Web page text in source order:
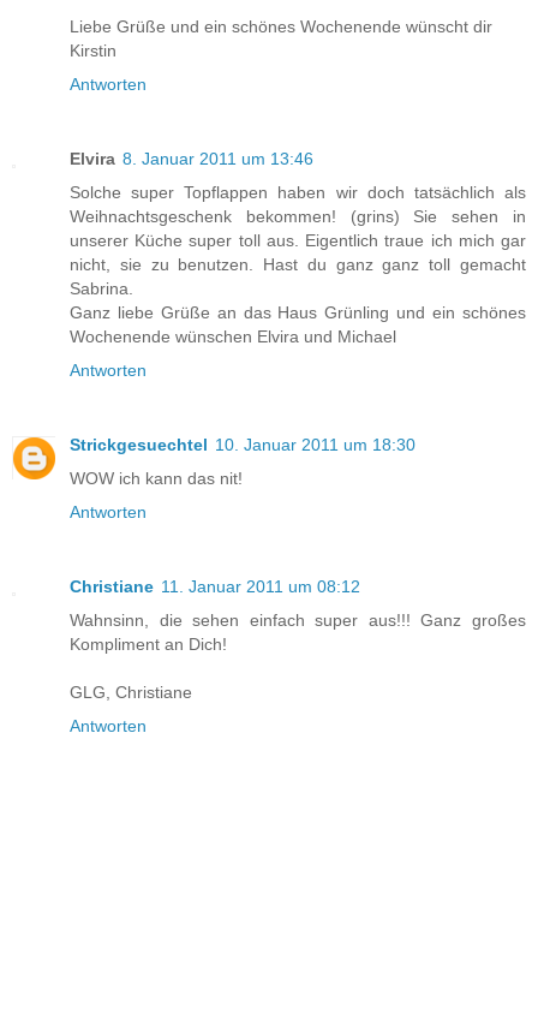
Liebe Grüße und ein schönes Wochenende wünscht dir
Kirstin
Antworten
Elvira 8. Januar 2011 um 13:46
Solche super Topflappen haben wir doch tatsächlich als
Weihnachtsgeschenk bekommen! (grins) Sie sehen in
unserer Küche super toll aus. Eigentlich traue ich mich gar
nicht, sie zu benutzen. Hast du ganz ganz toll gemacht
Sabrina.
Ganz liebe Grüße an das Haus Grünling und ein schönes
Wochenende wünschen Elvira und Michael
Antworten
Strickgesuechtel 10. Januar 2011 um 18:30
WOW ich kann das nit!
Antworten
Christiane 11. Januar 2011 um 08:12
Wahnsinn, die sehen einfach super aus!!! Ganz großes
Kompliment an Dich!
GLG, Christiane
Antworten